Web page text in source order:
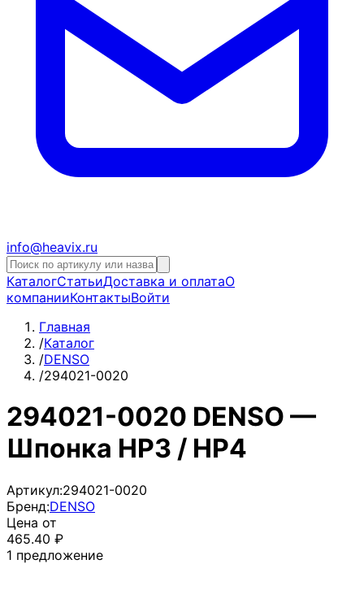
info@heavix.ru
КаталогСтатьиДоставка и оплатаО
компанииКонтактыВойти
Главная
/Каталог
/DENSO
/294021-0020
294021-0020 DENSO —
Шпонка HP3 / HP4
Артикул:294021-0020
Бренд:DENSO
Цена от
465.40 ₽
1 предложение